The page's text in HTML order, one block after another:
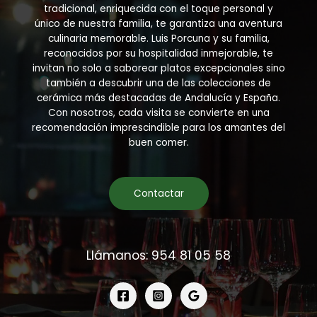
tradicional, enriquecida con el toque personal y
único de nuestra familia, te garantiza una aventura
culinaria memorable. Luis Porcuna y su familia,
reconocidos por su hospitalidad inmejorable, te
invitan no solo a saborear platos excepcionales sino
también a descubrir una de las colecciones de
cerámica más destacadas de Andalucía y España.
Con nosotros, cada visita se convierte en una
recomendación imprescindible para los amantes del
buen comer.
Contactar
Llámanos: 954 81 05 58